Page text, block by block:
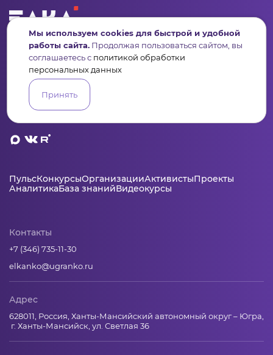
Сервис для некоммерческих организаций
и социальных предпринимателей
Подпишись на рассылку дайджест, новости, мероприятия
ПульсКонкурсыОрганизацииАктивистыПроекты
АналитикаБаза знанийВидеокурсы
Контакты
+7 (346) 735-11-30
elkanko@ugranko.ru
Адрес
628011, Россия, Ханты-Мансийский автономный округ – Югра,
г. Ханты-Мансийск, ул. Светлая 36
Мы используем cookies для быстрой и удобной
работы сайта. Продолжая пользоваться сайтом, вы
соглашаетесь с политикой обработки
персональных данных
Принять